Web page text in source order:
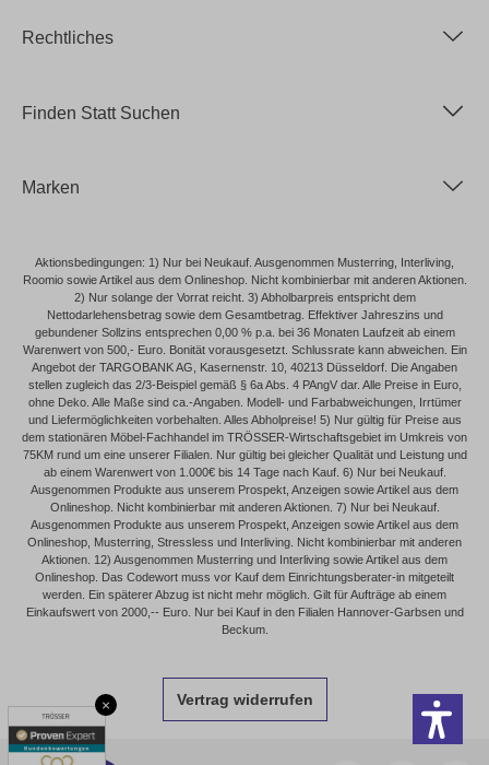
×
Rechtliches
Finden Statt Suchen
Marken
Aktionsbedingungen: 1) Nur bei Neukauf. Ausgenommen Musterring, Interliving,
Roomio sowie Artikel aus dem Onlineshop. Nicht kombinierbar mit anderen Aktionen.
2) Nur solange der Vorrat reicht. 3) Abholbarpreis entspricht dem
Nettodarlehensbetrag sowie dem Gesamtbetrag. Effektiver Jahreszins und
gebundener Sollzins entsprechen 0,00 % p.a. bei 36 Monaten Laufzeit ab einem
Warenwert von 500,- Euro. Bonität vorausgesetzt. Schlussrate kann abweichen. Ein
Angebot der TARGOBANK AG, Kasernenstr. 10, 40213 Düsseldorf. Die Angaben
stellen zugleich das 2/3-Beispiel gemäß § 6a Abs. 4 PAngV dar. Alle Preise in Euro,
ohne Deko. Alle Maße sind ca.-Angaben. Modell- und Farbabweichungen, Irrtümer
und Liefermöglichkeiten vorbehalten. Alles Abholpreise! 5) Nur gültig für Preise aus
dem stationären Möbel-Fachhandel im TRÖSSER-Wirtschaftsgebiet im Umkreis von
75KM rund um eine unserer Filialen. Nur gültig bei gleicher Qualität und Leistung und
ab einem Warenwert von 1.000€ bis 14 Tage nach Kauf. 6) Nur bei Neukauf.
Ausgenommen Produkte aus unserem Prospekt, Anzeigen sowie Artikel aus dem
Onlineshop. Nicht kombinierbar mit anderen Aktionen. 7) Nur bei Neukauf.
Ausgenommen Produkte aus unserem Prospekt, Anzeigen sowie Artikel aus dem
Onlineshop, Musterring, Stressless und Interliving. Nicht kombinierbar mit anderen
Aktionen. 12) Ausgenommen Musterring und Interliving sowie Artikel aus dem
Onlineshop. Das Codewort muss vor Kauf dem Einrichtungsberater-in mitgeteilt
werden. Ein späterer Abzug ist nicht mehr möglich. Gilt für Aufträge ab einem
Einkaufswert von 2000,-- Euro. Nur bei Kauf in den Filialen Hannover-Garbsen und
Beckum.
Vertrag widerrufen